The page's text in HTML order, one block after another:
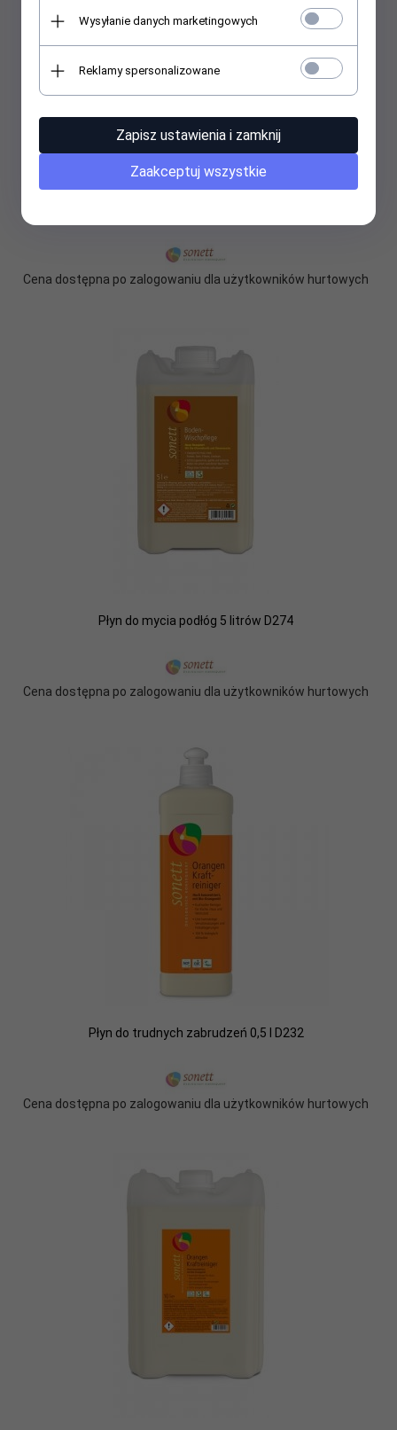
Cena dostępna po zalogowaniu dla użytkowników hurtowych
Płyn do mycia podłóg 5 litrów D274
Cena dostępna po zalogowaniu dla użytkowników hurtowych
Płyn do trudnych zabrudzeń 0,5 l D232
Cena dostępna po zalogowaniu dla użytkowników hurtowych
Wysyłanie danych marketingowych
Reklamy spersonalizowane
Zapisz ustawienia i zamknij
Zaakceptuj wszystkie